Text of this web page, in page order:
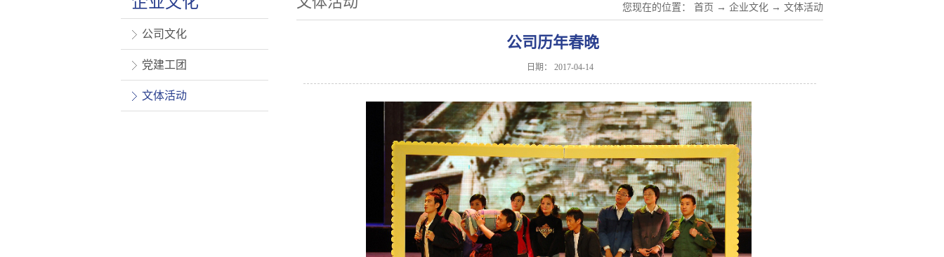
公司文化
党建工团
文体活动
您现在的位置： 首页 → 企业文化 → 文体活动
公司历年春晚
日期： 2017-04-14